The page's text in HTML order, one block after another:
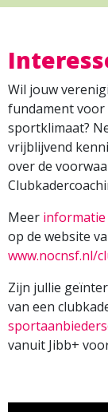
Wil jouw
fundament voor
sportklimaat?
vrijblijvend
over de
Meer informatie
op de website
www.nocnsf.nl/
Zijn jullie
van een
vanuit Jibb+